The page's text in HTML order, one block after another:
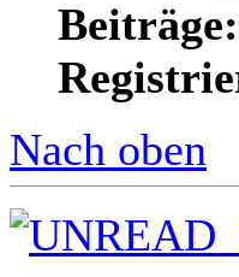
Beiträge:
Nach oben